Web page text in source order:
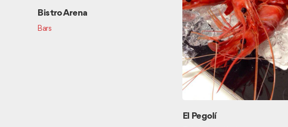
Bistro Arena
Bars
El Pegolí